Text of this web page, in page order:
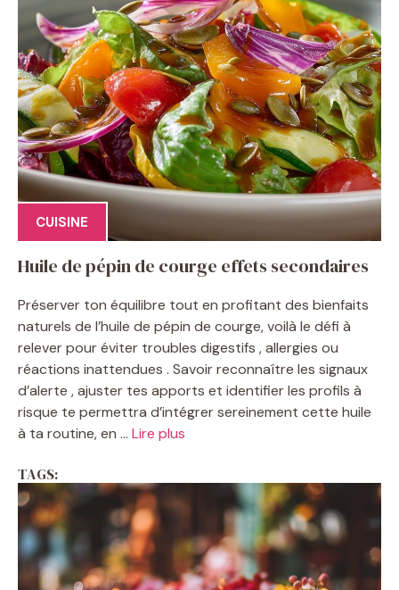
CUISINE
Huile de pépin de courge effets secondaires
Préserver ton équilibre tout en profitant des bienfaits
naturels de l’huile de pépin de courge, voilà le défi à
relever pour éviter troubles digestifs , allergies ou
réactions inattendues . Savoir reconnaître les signaux
d’alerte , ajuster tes apports et identifier les profils à
risque te permettra d’intégrer sereinement cette huile
à ta routine, en ... Lire plus
TAGS: